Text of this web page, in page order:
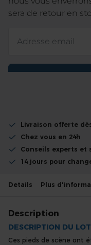
Livraison offerte
Chez vous en 24h
Conseils experts et
14 jours pour
Details Plus
Description
DESCRIPTION DU LOT
Ces pieds de scène ont